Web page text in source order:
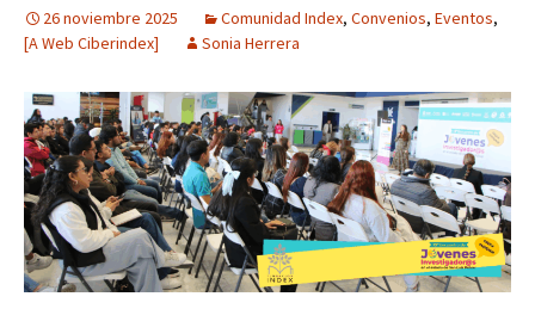
26 noviembre 2025 Comunidad Index, Convenios, Eventos,
[A Web Ciberindex]
Sonia Herrera